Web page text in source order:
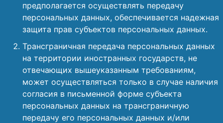
предполагается осуществлять передачу
персональных данных, обеспечивается надежная
защита прав субъектов персональных данных.
Трансграничная передача персональных данных
на территории иностранных государств, не
отвечающих вышеуказанным требованиям,
может осуществляться только в случае наличия
согласия в письменной форме субъекта
персональных данных на трансграничную
передачу его персональных данных и/или